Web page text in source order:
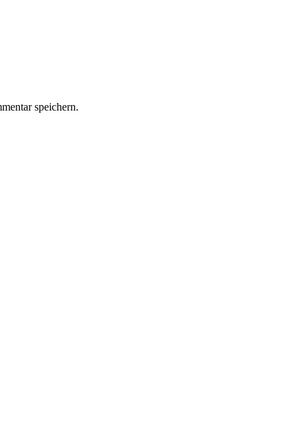
speichern.